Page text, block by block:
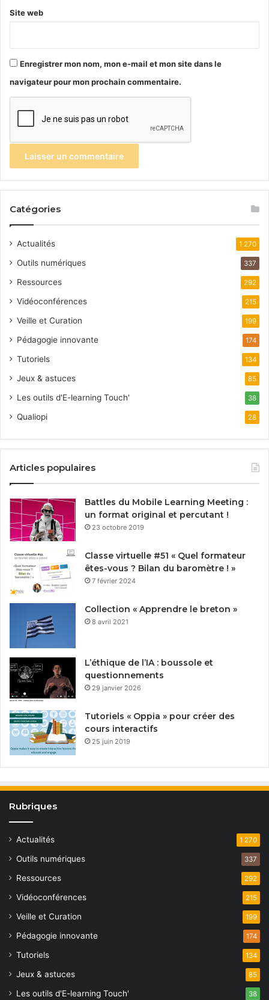
Site web
Enregistrer mon nom, mon e-mail et mon site dans le
navigateur pour mon prochain commentaire.
Catégories
Actualités 1 270
Outils numériques 337
Ressources 292
Vidéoconférences 215
Veille et Curation 199
Pédagogie innovante 174
Tutoriels 134
Jeux & astuces 85
Les outils d'E-learning Touch' 38
Qualiopi 28
Articles populaires
Battles du Mobile Learning Meeting :
un format original et percutant !
23 octobre 2019
Classe virtuelle #51 « Quel formateur
êtes-vous ? Bilan du baromètre ! »
7 février 2024
Collection « Apprendre le breton »
8 avril 2021
L’éthique de l’IA : boussole et
questionnements
29 janvier 2026
Tutoriels « Oppia » pour créer des
cours interactifs
25 juin 2019
Rubriques
Actualités 1 270
Outils numériques 337
Ressources 292
Vidéoconférences 215
Veille et Curation 199
Pédagogie innovante 174
Tutoriels 134
Jeux & astuces 85
Les outils d'E-learning Touch' 38